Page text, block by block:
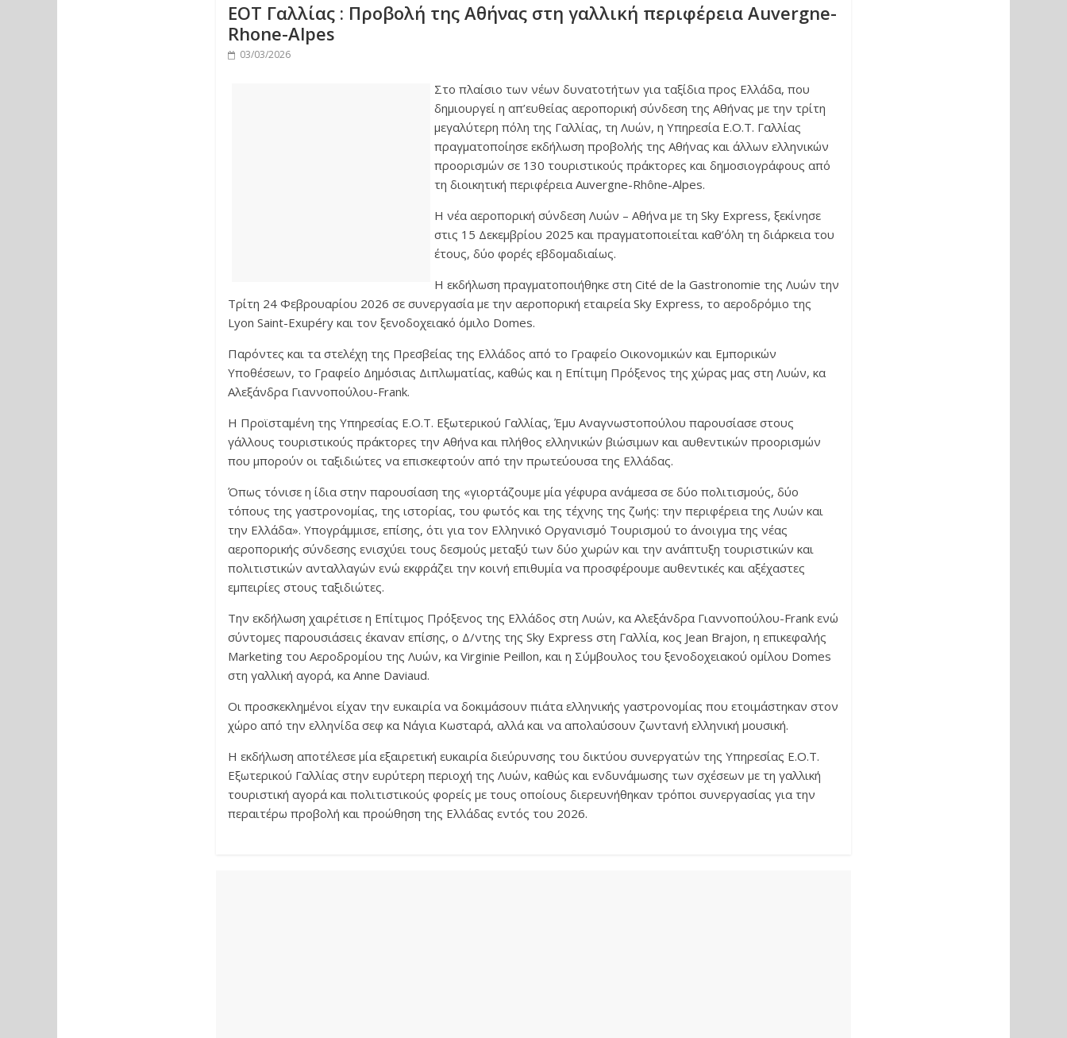
ΕΟΤ Γαλλίας : Προβολή της Αθήνας στη γαλλική περιφέρεια Auvergne-
Rhone-Alpes
03/03/2026
Στο πλαίσιο των νέων δυνατοτήτων για ταξίδια προς Ελλάδα, που
δημιουργεί η απ’ευθείας αεροπορική σύνδεση της Αθήνας με την τρίτη
μεγαλύτερη πόλη της Γαλλίας, τη Λυών, η Υπηρεσία Ε.Ο.Τ. Γαλλίας
πραγματοποίησε εκδήλωση προβολής της Αθήνας και άλλων ελληνικών
προορισμών σε 130 τουριστικούς πράκτορες και δημοσιογράφους από
τη διοικητική περιφέρεια Auvergne-Rhône-Alpes.
Η νέα αεροπορική σύνδεση Λυών – Αθήνα με τη Sky Express, ξεκίνησε
στις 15 Δεκεμβρίου 2025 και πραγματοποιείται καθ’όλη τη διάρκεια του
έτους, δύο φορές εβδομαδιαίως.
Η εκδήλωση πραγματοποιήθηκε στη Cité de la Gastronomie της Λυών την
Τρίτη 24 Φεβρουαρίου 2026 σε συνεργασία με την αεροπορική εταιρεία Sky Express, το αεροδρόμιο της
Lyon Saint-Exupéry και τον ξενοδοχειακό όμιλο Domes.
Παρόντες και τα στελέχη της Πρεσβείας της Ελλάδος από το Γραφείο Οικονομικών και Εμπορικών
Υποθέσεων, το Γραφείο Δημόσιας Διπλωματίας, καθώς και η Επίτιμη Πρόξενος της χώρας μας στη Λυών, κα
Αλεξάνδρα Γιαννοπούλου-Frank.
H Προϊσταμένη της Υπηρεσίας Ε.Ο.Τ. Εξωτερικού Γαλλίας, Έμυ Αναγνωστοπούλου παρουσίασε στους
γάλλους τουριστικούς πράκτορες την Αθήνα και πλήθος ελληνικών βιώσιμων και αυθεντικών προορισμών
που μπορούν οι ταξιδιώτες να επισκεφτούν από την πρωτεύουσα της Ελλάδας.
Όπως τόνισε η ίδια στην παρουσίαση της «γιορτάζουμε μία γέφυρα ανάμεσα σε δύο πολιτισμούς, δύο
τόπους της γαστρονομίας, της ιστορίας, του φωτός και της τέχνης της ζωής: την περιφέρεια της Λυών και
την Ελλάδα». Υπογράμμισε, επίσης, ότι για τον Ελληνικό Οργανισμό Τουρισμού το άνοιγμα της νέας
αεροπορικής σύνδεσης ενισχύει τους δεσμούς μεταξύ των δύο χωρών και την ανάπτυξη τουριστικών και
πολιτιστικών ανταλλαγών ενώ εκφράζει την κοινή επιθυμία να προσφέρουμε αυθεντικές και αξέχαστες
εμπειρίες στους ταξιδιώτες.
Την εκδήλωση χαιρέτισε η Επίτιμος Πρόξενος της Ελλάδος στη Λυών, κα Αλεξάνδρα Γιαννοπούλου-Frank ενώ
σύντομες παρουσιάσεις έκαναν επίσης, ο Δ/ντης της Sky Express στη Γαλλία, κος Jean Brajon, η επικεφαλής
Marketing του Αεροδρομίου της Λυών, κα Virginie Peillon, και η Σύμβουλος του ξενοδοχειακού ομίλου Domes
στη γαλλική αγορά, κα Anne Daviaud.
Οι προσκεκλημένοι είχαν την ευκαιρία να δοκιμάσουν πιάτα ελληνικής γαστρονομίας που ετοιμάστηκαν στον
χώρο από την ελληνίδα σεφ κα Νάγια Κωσταρά, αλλά και να απολαύσουν ζωντανή ελληνική μουσική.
H εκδήλωση αποτέλεσε μία εξαιρετική ευκαιρία διεύρυνσης του δικτύου συνεργατών της Υπηρεσίας Ε.Ο.Τ.
Εξωτερικού Γαλλίας στην ευρύτερη περιοχή της Λυών, καθώς και ενδυνάμωσης των σχέσεων με τη γαλλική
τουριστική αγορά και πολιτιστικούς φορείς με τους οποίους διερευνήθηκαν τρόποι συνεργασίας για την
περαιτέρω προβολή και προώθηση της Ελλάδας εντός του 2026.